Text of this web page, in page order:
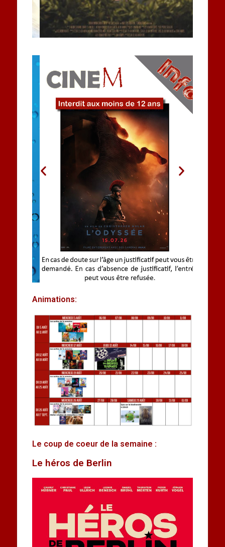
Animations:
Le coup de coeur de la semaine :
Le héros de Berlin